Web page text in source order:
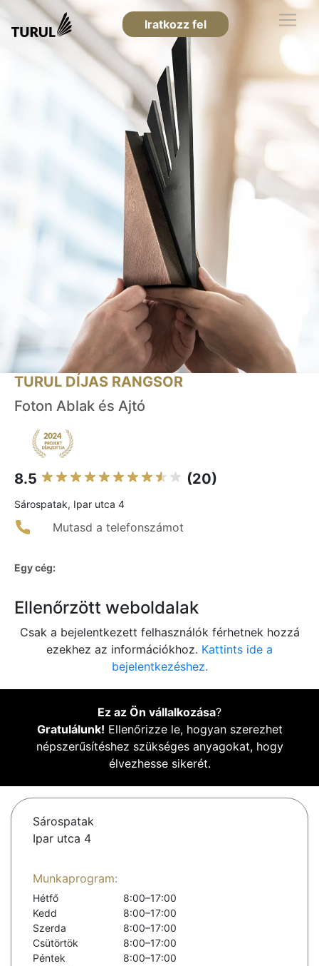
Iratkozz fel
TURUL DÍJAS RANGSOR
Foton Ablak és Ajtó
8.5 (20)
Sárospatak, Ipar utca 4
Mutasd a telefonszámot
Egy cég:
Ellenőrzött weboldalak
Csak a bejelentkezett felhasználók férhetnek hozzá
ezekhez az információkhoz. Kattints ide a
bejelentkezéshez.
Ez az Ön vállalkozása?
Gratulálunk! Ellenőrizze le, hogyan szerezhet
népszerűsítéshez szükséges anyagokat, hogy
élvezhesse sikerét.
Sárospatak
Ipar utca 4
Munkaprogram:
Hétfő
8:00–17:00
Kedd
8:00–17:00
Szerda
8:00–17:00
Csütörtök
8:00–17:00
Péntek
8:00–17:00